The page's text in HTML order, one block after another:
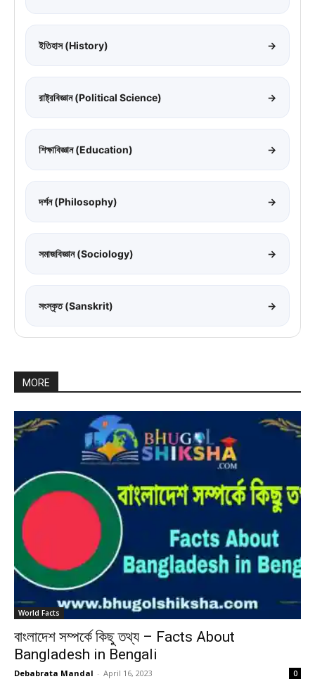
ইতিহাস (History) →
রাষ্ট্রবিজ্ঞান (Political Science) →
শিক্ষাবিজ্ঞান (Education) →
দর্শন (Philosophy) →
সমাজবিজ্ঞান (Sociology) →
সংস্কৃত (Sanskrit) →
MORE
World Facts
বাংলাদেশ সম্পর্কে কিছু তথ্য – Facts About
Bangladesh in Bengali
Debabrata Mandal - April 16, 2023 0